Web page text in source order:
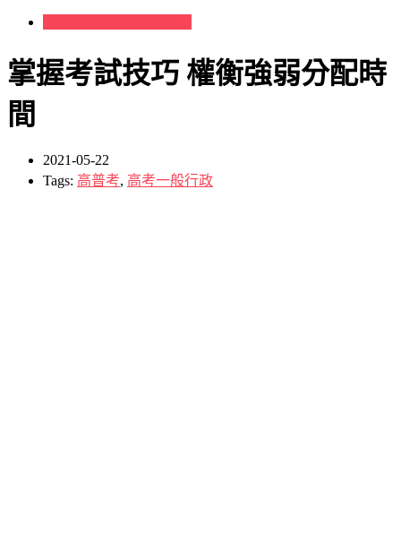
掌握考試技巧 權衡強弱分配時
間
2021-05-22
Tags: 高普考, 高考一般行政